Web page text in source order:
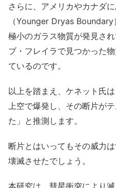
さらに、アメリカやカナダ
（Younger Dryas
極小のガラス物質が発見さ
ブ・フレイラで見つかった
ているのです。
以上を踏まえ、ケネット氏
上空で爆発し、その断片が
た」と推測します。
断片とはいってもその威力
壊滅させたでしょう。
本研究は、彗星衝突により